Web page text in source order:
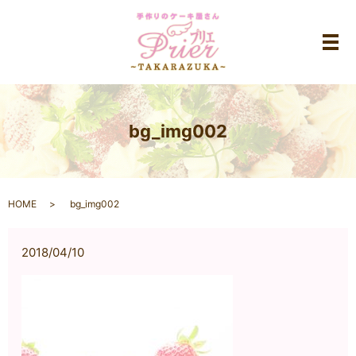
メ
bg_img002
HOME bg_img002
2018/04/10